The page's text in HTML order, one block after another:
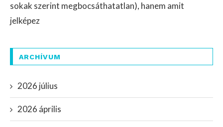
sokak szerint megbocsáthatatlan), hanem amit
jelképez
ARCHÍVUM
2026 július
2026 április